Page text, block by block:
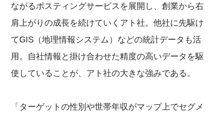
ながるポスティングサービスを展開し、創業から右
肩上がりの成長を続けていくアト社。他社に先駆け
てGIS（地理情報システム）などの統計データも活
用。自社情報と掛け合わせた精度の高いデータを駆
使していることが、アト社の大きな強みである。
「ターゲットの性別や世帯年収がマップ上でセグメ